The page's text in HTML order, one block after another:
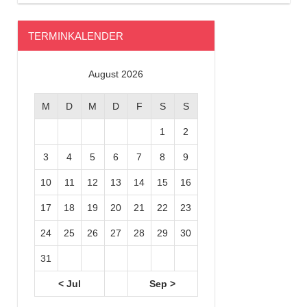
TERMINKALENDER
August 2026
M D M D F S S
1 2
3 4 5 6 7 8 9
10 11 12 13 14 15 16
17 18 19 20 21 22 23
24 25 26 27 28 29 30
31
< Jul Sep >